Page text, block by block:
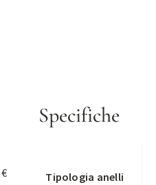
Specifiche
Tipologia anelli